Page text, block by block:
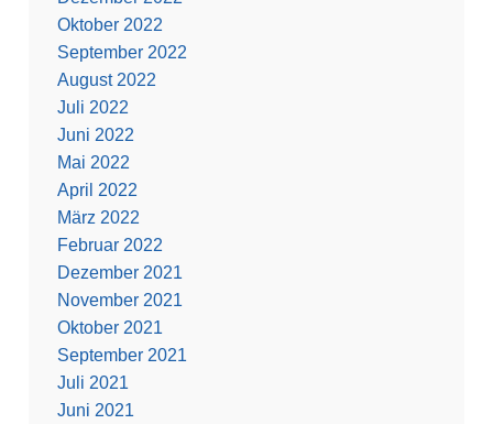
Oktober 2022
September 2022
August 2022
Juli 2022
Juni 2022
Mai 2022
April 2022
März 2022
Februar 2022
Dezember 2021
November 2021
Oktober 2021
September 2021
Juli 2021
Juni 2021